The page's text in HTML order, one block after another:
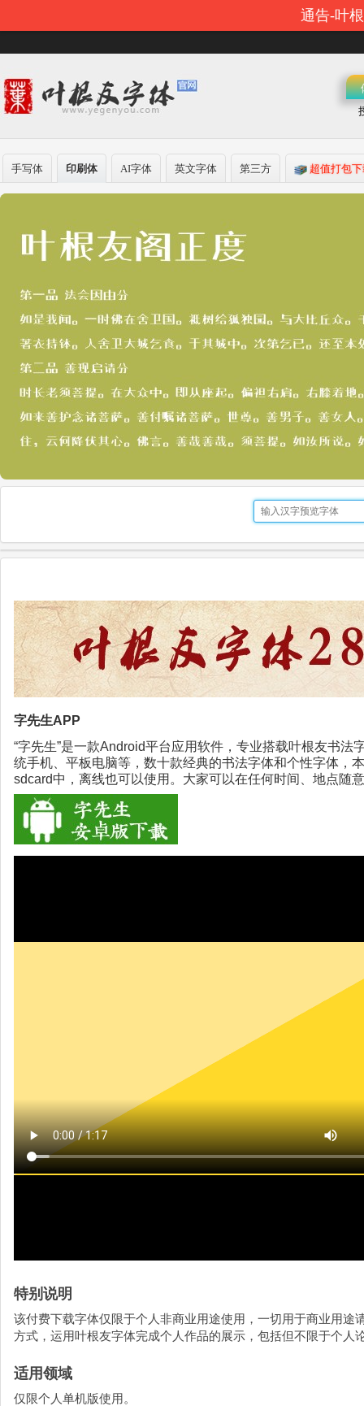
通告-叶
手写体 印刷体 AI字体 英文字体 第三方 超值打包
字先生APP
“字先生”是一款Android平台应用软件，专业搭载叶根友书
统手机、平板电脑等，数十款经典的书法字体和个性字体，
sdcard中，离线也可以使用。大家可以在任何时间、地点随
特别说明
该付费下载字体仅限于个人非商业用途使用，一切用于商业用
方式，运用叶根友字体完成个人作品的展示，包括但不限于个人
适用领域
仅限个人单机版使用。